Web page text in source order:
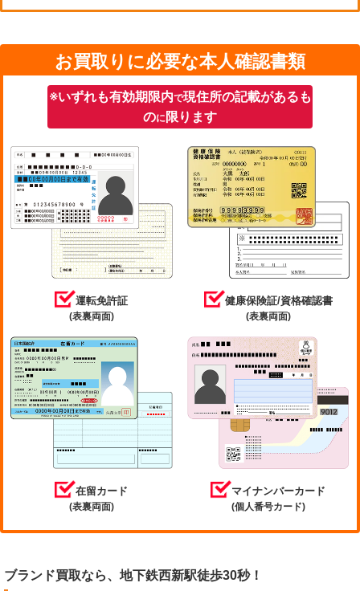
お買取りに必要な本人確認書類
※いずれも有効期限内で現住所の記載があるも
のに限ります
運転免許証
(表裏両面)
健康保険証/資格確認書
(表裏両面)
在留カード
(表裏両面)
マイナンバーカード
(個人番号カード)
ブランド買取なら、地下鉄西新駅徒歩30秒！